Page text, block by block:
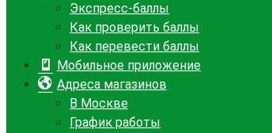
Экспресс-баллы
Как проверить баллы
Как перевести баллы
Мобильное приложение
Адреса магазинов
В Москве
График работы